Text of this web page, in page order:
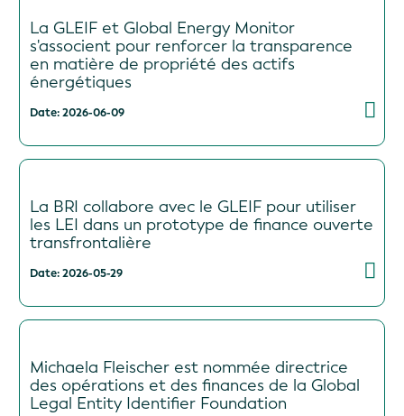
La GLEIF et Global Energy Monitor
s'associent pour renforcer la transparence
en matière de propriété des actifs
énergétiques
Date: 2026-06-09
La BRI collabore avec le GLEIF pour utiliser
les LEI dans un prototype de finance ouverte
transfrontalière
Date: 2026-05-29
Michaela Fleischer est nommée directrice
des opérations et des finances de la Global
Legal Entity Identifier Foundation